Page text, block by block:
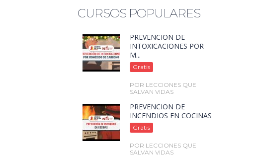
CURSOS POPULARES
PREVENCIÓN DE
INTOXICACIONES POR
M...
Gratis
POR LECCIONES QUE
SALVAN VIDAS
PREVENCIÓN DE
INCENDIOS EN COCINAS
Gratis
POR LECCIONES QUE
SALVAN VIDAS